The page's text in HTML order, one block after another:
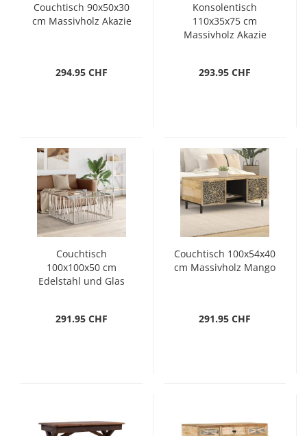
Couchtisch 90x50x30
cm Massivholz Akazie
294.95 CHF
Konsolentisch
110x35x75 cm
Massivholz Akazie
293.95 CHF
Couchtisch
100x100x50 cm
Edelstahl und Glas
291.95 CHF
Couchtisch 100x54x40
cm Massivholz Mango
291.95 CHF